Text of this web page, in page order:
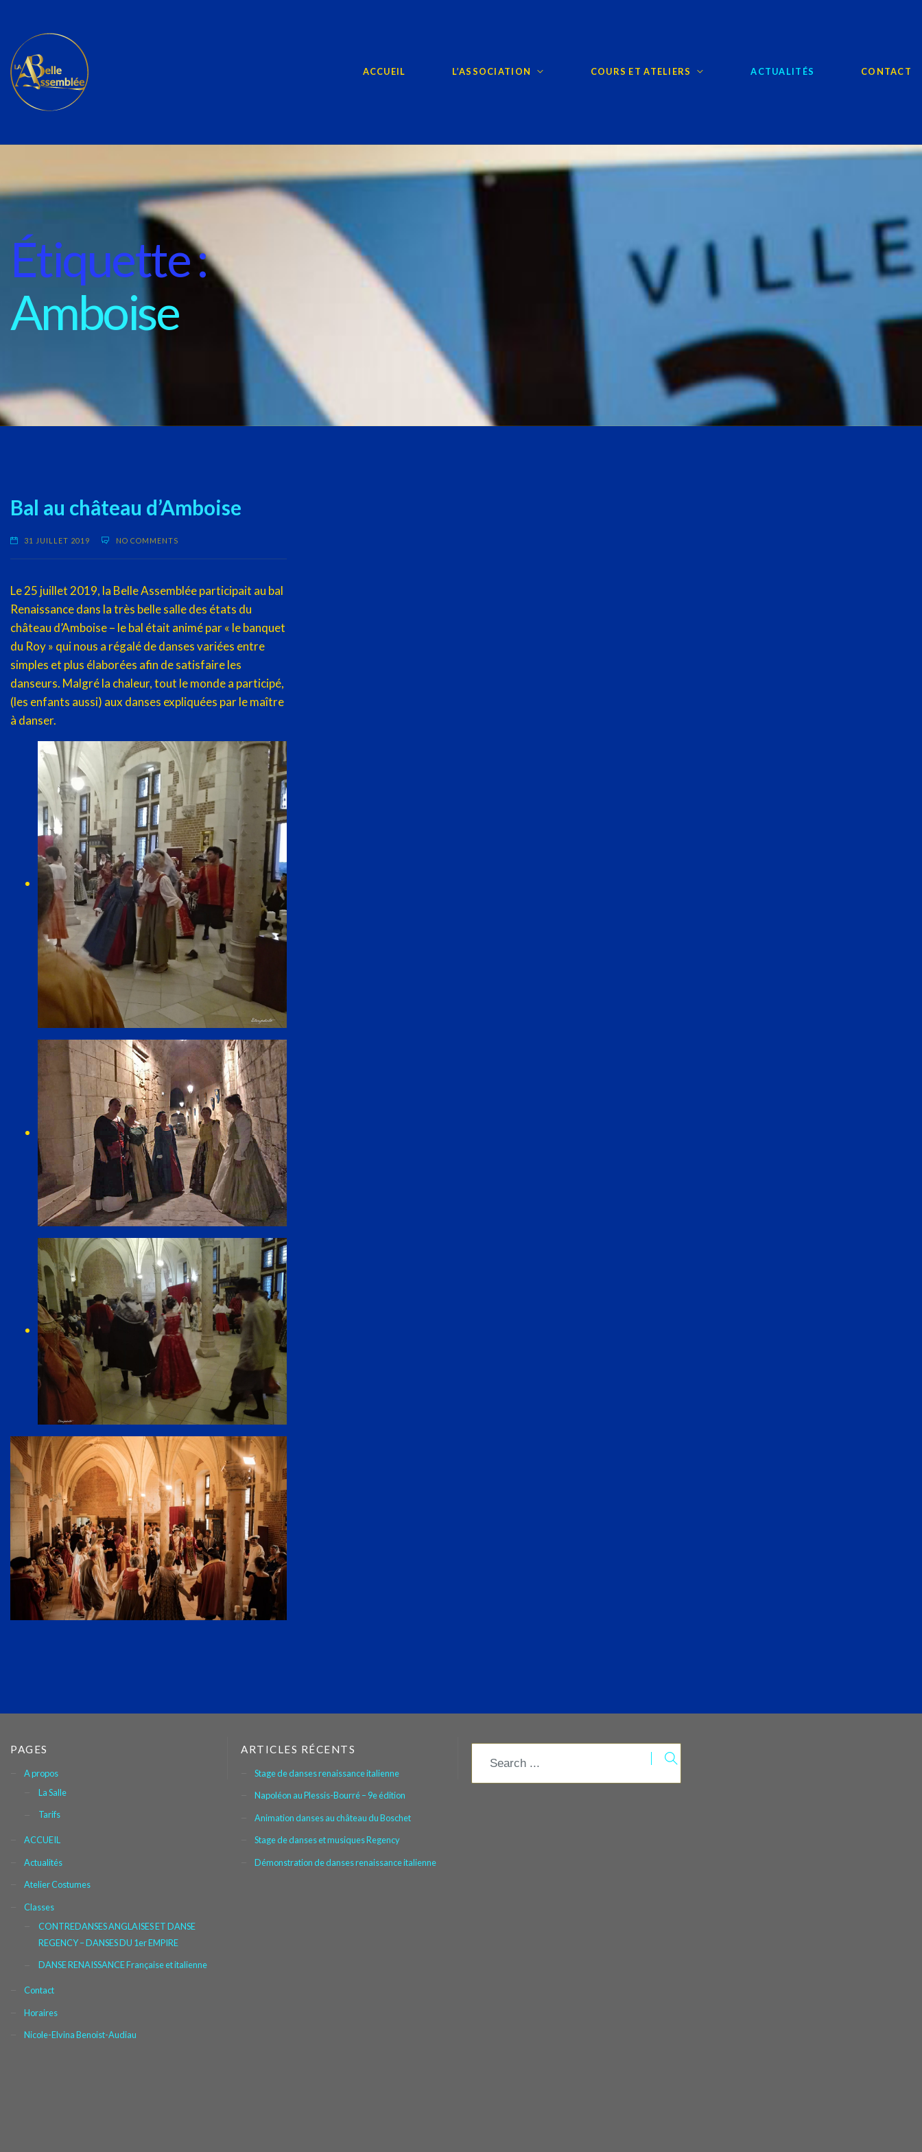
ACCUEIL L’ASSOCIATION COURS ET ATELIERS ACTUALITÉS CONTACT
Étiquette :
Amboise
Bal au château d’Amboise
31 JUILLET 2019 NO COMMENTS
Le 25 juillet 2019, la Belle Assemblée participait au bal
Renaissance dans la très belle salle des états du
château d’Amboise – le bal était animé par « le banquet
du Roy » qui nous a régalé de danses variées entre
simples et plus élaborées afin de satisfaire les
danseurs. Malgré la chaleur, tout le monde a participé,
(les enfants aussi) aux danses expliquées par le maître
à danser.
PAGES
A propos
La Salle
Tarifs
ACCUEIL
Actualités
Atelier Costumes
Classes
CONTREDANSES ANGLAISES ET DANSE
REGENCY – DANSES DU 1er EMPIRE
DANSE RENAISSANCE Française et italienne
Contact
Horaires
Nicole-Elvina Benoist-Audiau
ARTICLES RÉCENTS
Stage de danses renaissance italienne
Napoléon au Plessis-Bourré – 9e édition
Animation danses au château du Boschet
Stage de danses et musiques Regency
Démonstration de danses renaissance italienne